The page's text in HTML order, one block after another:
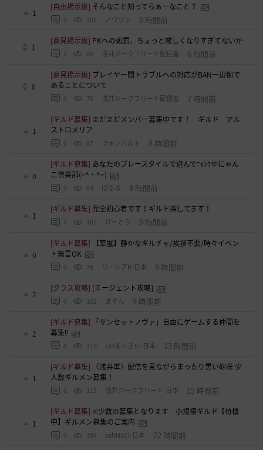
1
[自由掲示板] そんなこと知ってらぁ…なこと？
0 105 ノウワン 6 時間前
1
[意見掲示板] PKへの処罰、ちょっと厳しくなりすぎてないか
1 86 浅井ジークフリード配信者 6 時間前
0
[意見掲示板] プレイヤー間トラブルへの対応がBAN一辺倒で
あることについて
0 75 浅井ジークフリード配信者 7 時間前
1
[ギルド募集] まだまだメンバー募集中です！ ギルド アル
ストロメリア
0 87 フォンバルト 8 時間前
0
[ギルド募集] あなたのプレースタイルで遊んでﾆｬﾝｺ💛にゃん
こ倶楽部(=^・^=)
0 63 ぱるる 8 時間前
1
[ギルド募集] 完全初心者です！ギルド探してます！
1 102 けーとら 9 時間前
0
[ギルド募集]
【華嵐】静かなギルチャ/挨拶不要/時々イベン
ト無言OK
0 79 リーシアR-日本 9 時間前
2
[クラス攻略] [エージェント攻略]
0 102 まそん 9 時間前
2
[ギルド募集]
「サンセットノヴァ」自由にゲームする仲間を
募集‼️
4 119 GDまっきぃ-日本 13 時間前
1
[ギルド募集]
〈浅井軍〉配信を見ながらまったり黒い砂漠 少
人数ギルメン募集！
0 115 浅井ジークフリード-日本 15 時間前
1
[ギルド募集] ※少数の募集となります 小規模ギルド【待機
中】ギルメン募集のご案内
0 194 saltNaCl-日本 22 時間前